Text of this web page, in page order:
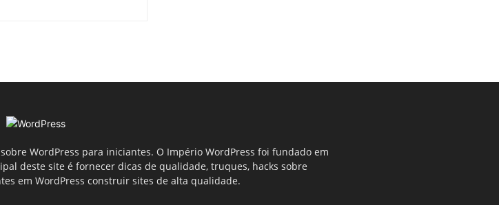
WordPress para iniciantes. O Império WordPress foi fundado em
deste site é fornecer dicas de qualidade, truques, hacks sobre
em WordPress construir sites de alta qualidade.